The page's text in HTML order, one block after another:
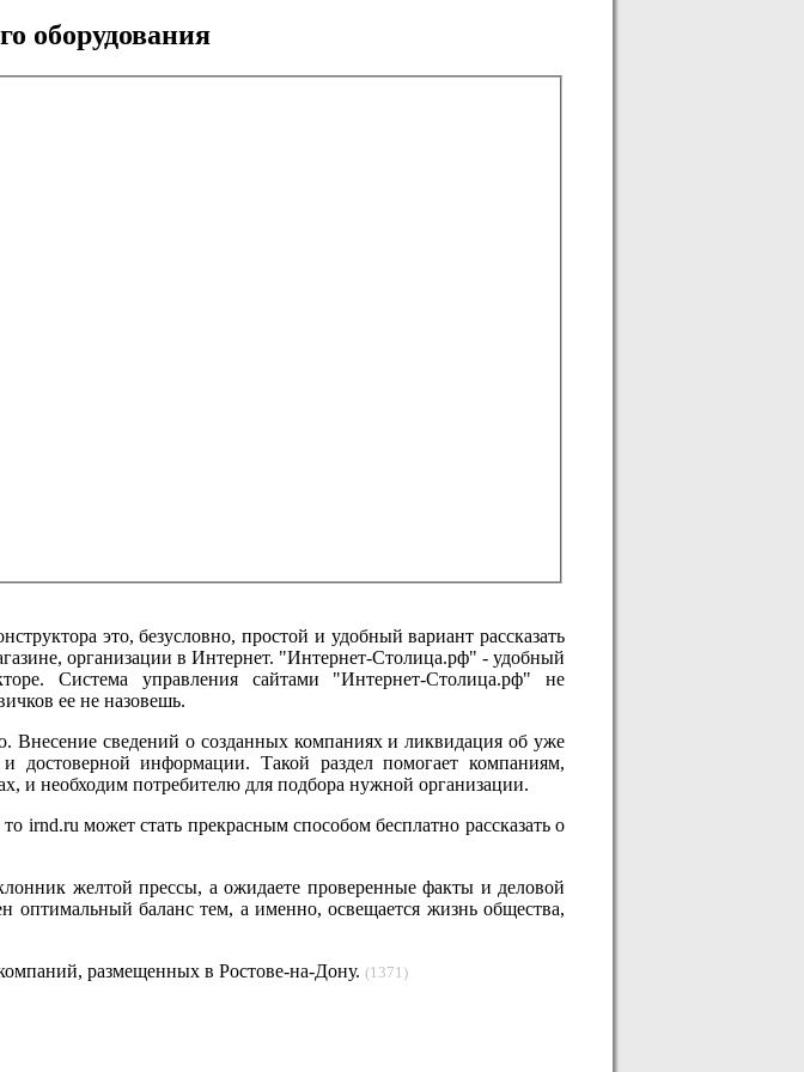
оборудования
это, безусловно, простой и удобный вариант рассказать
организации в Интернет. "Интернет-Столица.рф" - удобный
Система управления сайтами "Интернет-Столица.рф" не
ее не назовешь.
сведений о созданных компаниях и ликвидация об уже
достоверной информации. Такой раздел помогает компаниям,
и необходим потребителю для подбора нужной организации.
irnd.ru может стать прекрасным способом бесплатно рассказать о
желтой прессы, а ожидаете проверенные факты и деловой
оптимальный баланс тем, а именно, освещается жизнь общества,
размещенных в Ростове-на-Дону. (1371)